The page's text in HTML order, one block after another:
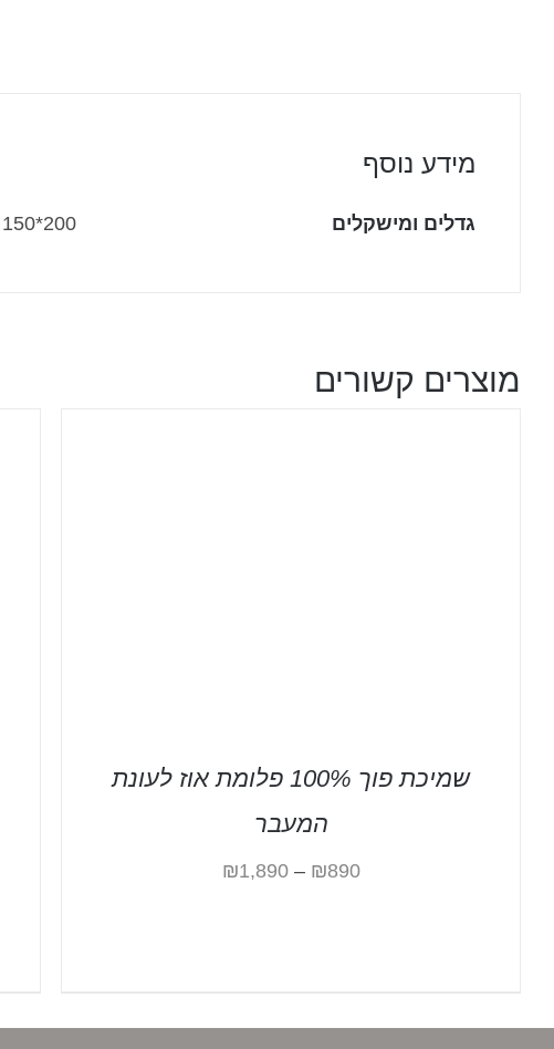
מידע נוסף
גדלים ומישקלים 200*150 ס"מ 1500 גרם, 200*220 ס"מ 2250 גרם, 220*240 ס"מ 2700 גרם, 240*260 ס"מ 3150 גרם
מוצרים קשורים
שמיכת פוך 100% פלומת אוז לעונת
המעבר
₪890
–
₪1,890